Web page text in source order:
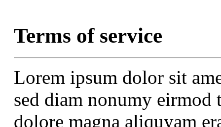
Terms of service
Lorem ipsum dolor sit
sed diam nonumy
dolore magna aliquyam